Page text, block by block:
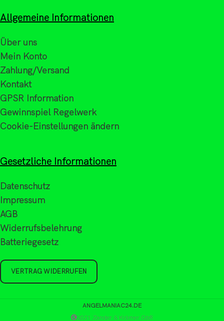
Allgemeine Informationen
Über uns
Mein Konto
Zahlung/Versand
Kontakt
GPSR Information
Gewinnspiel Regelwerk
Cookie-Einstellungen ändern
Gesetzliche Informationen
Datenschutz
Impressum
AGB
Widerrufsbelehrung
Batteriegesetz
VERTRAG WIDERRUFEN
ANGELMANIAC24.DE
2021 Zander & Krämer GbR